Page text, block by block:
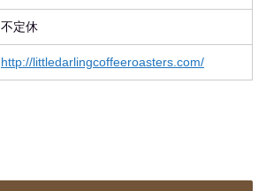
不定休
http://littledarlingcoffeeroasters.com/